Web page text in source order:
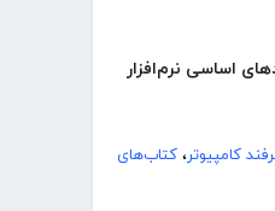
اساسی نرم‌افزار
کامپیوتر، کتاب‌های